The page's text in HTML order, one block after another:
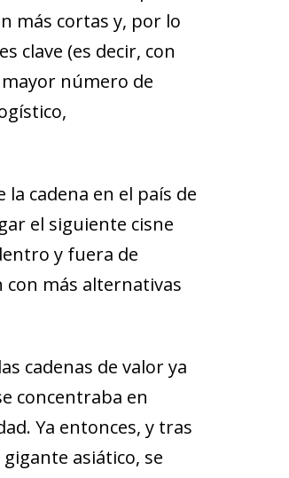
más cortas y, por lo
clave (es decir, con
número de
cadena en el país de
el siguiente cisne
y fuera de
más alternativas
cadenas de valor ya
concentraba en
Ya entonces, y tras
asiático, se